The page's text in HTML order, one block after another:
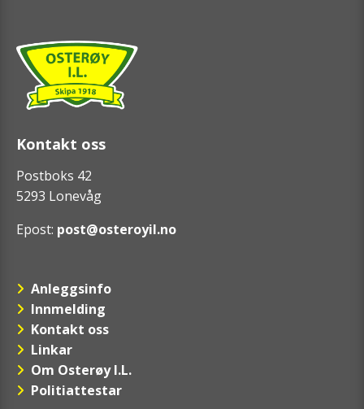
Kontakt oss
Postboks 42
5293 Lonevåg
Epost: post@osteroyil.no
Anleggsinfo
Innmelding
Kontakt oss
Linkar
Om Osterøy I.L.
Politiattestar